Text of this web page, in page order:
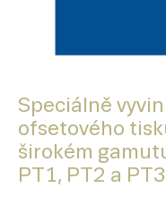
Speciálně
ofsetového
širokém
PT1, PT2 a